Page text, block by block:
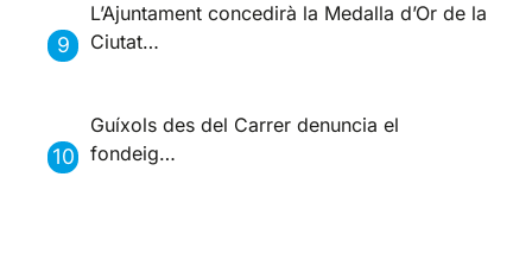
L’Ajuntament concedirà la Medalla d’Or de la
Ciutat…
Guíxols des del Carrer denuncia el
fondeig…